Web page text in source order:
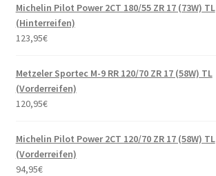
Michelin Pilot Power 2CT 180/55 ZR 17 (73W) TL
(Hinterreifen)
123,95€
Metzeler Sportec M-9 RR 120/70 ZR 17 (58W) TL
(Vorderreifen)
120,95€
Michelin Pilot Power 2CT 120/70 ZR 17 (58W) TL
(Vorderreifen)
94,95€